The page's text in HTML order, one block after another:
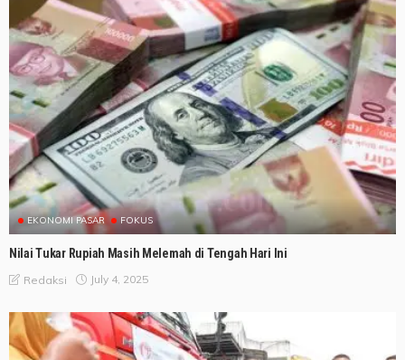
EKONOMI PASAR FOKUS
Nilai Tukar Rupiah Masih Melemah di Tengah Hari Ini
Redaksi July 4, 2025